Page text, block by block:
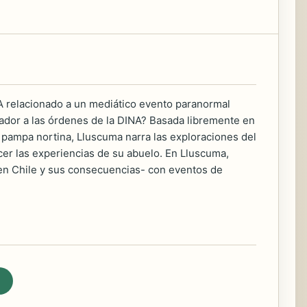
a un mediático evento paranormal
a las órdenes de la DINA? Basada libremente en
nortina, Lluscuma narra las exploraciones del
las experiencias de su abuelo. En Lluscuma,
Chile y sus consecuencias- con eventos de